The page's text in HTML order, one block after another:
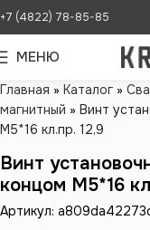
+7 (4822) 78-85-85
МЕНЮ
Главная » Каталог »
магнитный » Винт
М5*16 кл.пр. 12,9
Винт
концом М5*16
Артикул: